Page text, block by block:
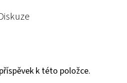
k této položce.